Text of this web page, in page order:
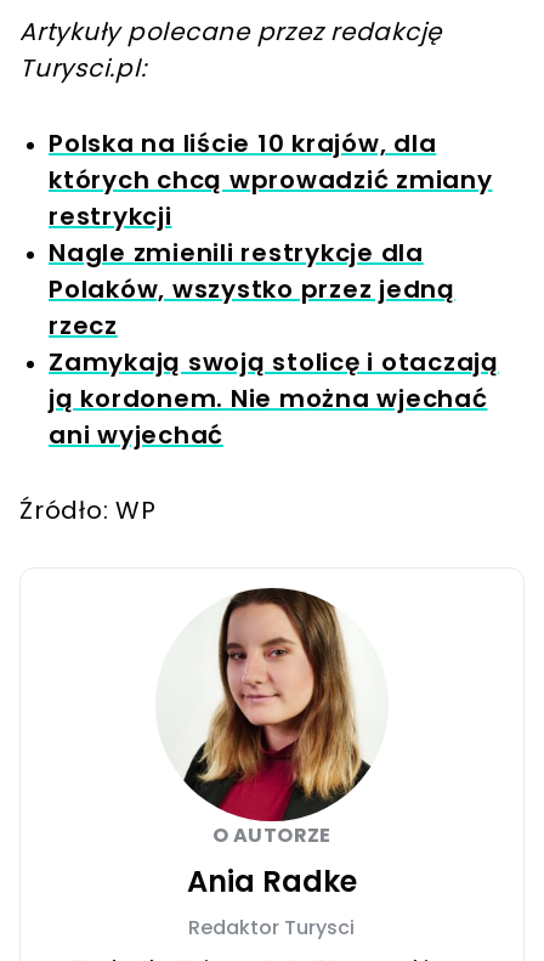
Artykuły polecane przez redakcję
Turysci.pl:
Polska na liście 10 krajów, dla
których chcą wprowadzić zmiany
restrykcji
Nagle zmienili restrykcje dla
Polaków, wszystko przez jedną
rzecz
Zamykają swoją stolicę i otaczają
ją kordonem. Nie można wjechać
ani wyjechać
Źródło: WP
O AUTORZE
Ania Radke
Redaktor Turysci